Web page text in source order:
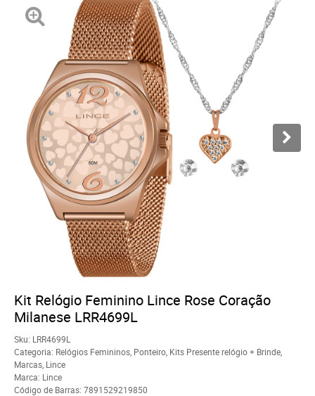
Kit Relógio Feminino Lince Rose Coração
Milanese LRR4699L
Sku: LRR4699L
Categoria: Relógios Femininos Ponteiro Kits Presente relógio + Brinde
Marcas Lince
Marca: Lince
Código de Barras: 7891529219850